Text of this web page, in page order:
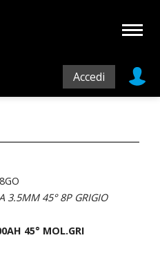
Accedi
3.5MM 45° 8P GRIGIO
45° MOL.GRI